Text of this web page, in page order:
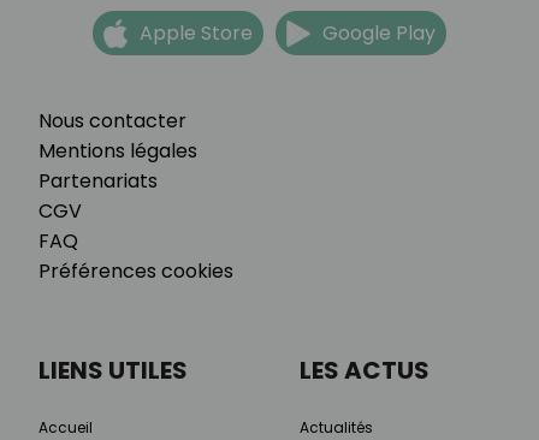
Nous contacter
Mentions légales
Partenariats
CGV
FAQ
Préférences cookies
Apple Store Google Play
LIENS UTILES
Accueil
LES ACTUS
Actualités